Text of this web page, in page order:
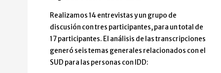
Realizamos 14 entrevistas y un grupo de
discusión con tres participantes, para un total de
17 participantes. El análisis de las transcripciones
generó seis temas generales relacionados con el
SUD para las personas con IDD: